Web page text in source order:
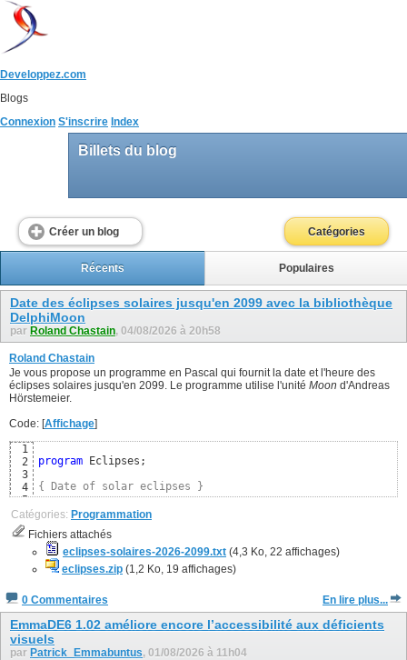
Developpez.com
Blogs
Connexion S'inscrire Index
Billets du blog
Créer un blog Catégories
Récents Populaires
Date des éclipses solaires jusqu'en 2099 avec la bibliothèque
DelphiMoon
par Roland Chastain, 04/08/2026 à 20h58
Roland Chastain
Je vous propose un programme en Pascal qui fournit la date et l'heure des
éclipses solaires jusqu'en 2099. Le programme utilise l'unité Moon d'Andreas
Hörstemeier.
Code: [Affichage]
1
2
3
4
5
6
7
8
12
13
14
program Eclipses;
{ Date of solar eclipses }
uses
  Moon;
{ https://github.com/wp-xyz/delphimoon }
const
  CSolarEclipse =
TRUE ; { Uniquement les éclipses
{$DEFINE FRENCH}
{$IFDEF FRENCH}
Catégories: Programmation
Fichiers attachés
eclipses-solaires-2026-2099.txt (4,3 Ko, 22 affichages)
eclipses.zip (1,2 Ko, 19 affichages)
0 Commentaires En lire plus...
EmmaDE6 1.02 améliore encore l’accessibilité aux déficients
visuels
par Patrick_Emmabuntus, 01/08/2026 à 11h04